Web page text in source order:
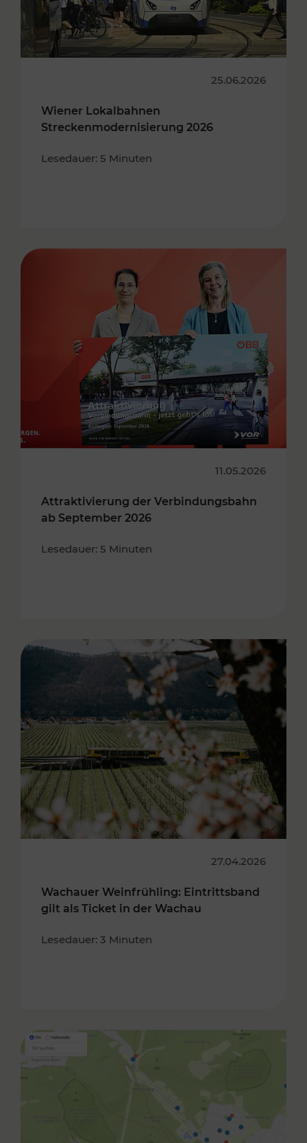
25.06.2026
Wiener Lokalbahnen
Streckenmodernisierung 2026
Lesedauer: 5 Minuten
11.05.2026
Attraktivierung der Verbindungsbahn
ab September 2026
Lesedauer: 5 Minuten
27.04.2026
Wachauer Weinfrühling: Eintrittsband
gilt als Ticket in der Wachau
Lesedauer: 3 Minuten